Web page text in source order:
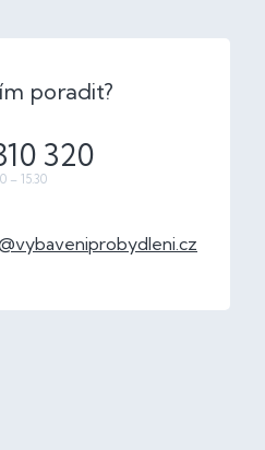
vybaveniprobydleni.cz
320